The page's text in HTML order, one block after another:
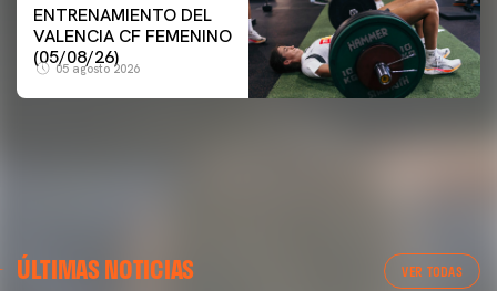
ENTRENAMIENTO DEL
VALENCIA CF FEMENINO
(05/08/26)
05 agosto 2026
VCF FEMENINO
ENTRENAMIENTO DEL VALENCIA CF FEMENINO
(04/08/26)
ÚLTIMAS NOTICIAS VER TODAS